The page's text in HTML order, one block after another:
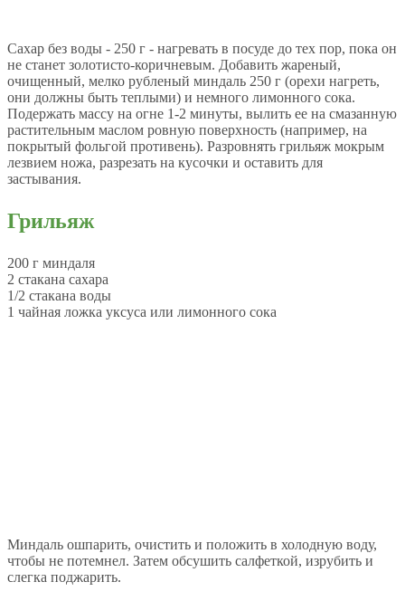
Сахар без воды - 250 г - нагревать в посуде до тех пор, пока он
не станет золотисто-коричневым. Добавить жареный,
очищенный, мелко рубленый миндаль 250 г (орехи нагреть,
они должны быть теплыми) и немного лимонного сока.
Подержать массу на огне 1-2 минуты, вылить ее на смазанную
растительным маслом ровную поверхность (например, на
покрытый фольгой противень). Разровнять грильяж мокрым
лезвием ножа, разрезать на кусочки и оставить для
застывания.
Грильяж
200 г миндаля
2 стакана сахара
1/2 стакана воды
1 чайная ложка уксуса или лимонного сока
Миндаль ошпарить, очистить и положить в холодную воду,
чтобы не потемнел. Затем обсушить салфеткой, изрубить и
слегка поджарить.